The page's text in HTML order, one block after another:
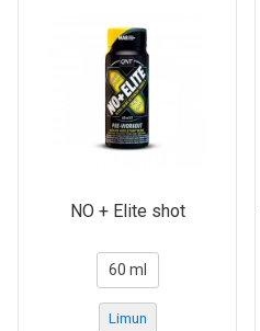
NO + Elite shot
60 ml
Limun